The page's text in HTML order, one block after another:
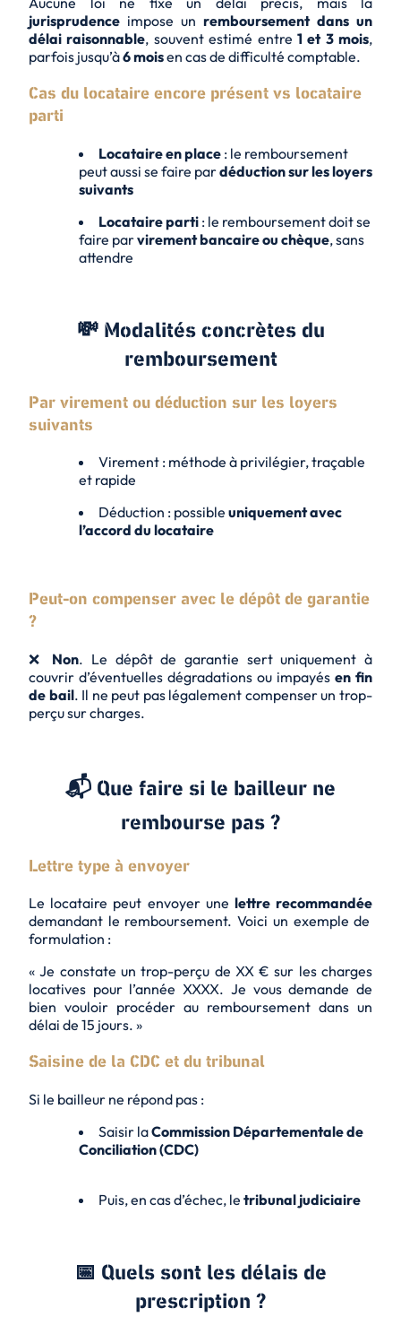
jurisprudence impose un remboursement dans un
délai raisonnable, souvent estimé entre 1 et 3 mois,
parfois jusqu’à6 moisen cas de difficulté comptable.
Cas du locataire encore présent vs locataire
parti
Locataire en place : le remboursement
peut aussi se faire pardéduction sur les loyers
suivants
Locataire parti : le remboursement doit se
faire parvirement bancaire ou chèque, sans
attendre
💸 Modalités concrètes du
remboursement
Par virement ou déduction sur les loyers
suivants
Virement : méthode à privilégier, traçable
et rapide
Déduction : possible uniquement avec
l’accord du locataire
Peut-on compenser avec le dépôt de garantie
?
❌ Non. Le dépôt de garantie sert uniquement à
couvrir d’éventuelles dégradations ou impayés en fin
de bail. Il ne peut pas légalement compenser un trop-
perçu sur charges.
📬 Que faire si le bailleur ne
rembourse pas ?
Lettre type à envoyer
Le locataire peut envoyer une lettre recommandée
demandant le remboursement. Voici un exemple de
formulation :
« Je constate un trop-perçu de XX € sur les charges
locatives pour l’année XXXX. Je vous demande de
bien vouloir procéder au remboursement dans un
délai de 15 jours. »
Saisine de la CDC et du tribunal
Si le bailleur ne répond pas :
Saisir laCommission Départementale de
Conciliation (CDC)
Puis, en cas d’échec, le tribunal judiciaire
📅 Quels sont les délais de
prescription ?